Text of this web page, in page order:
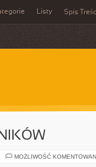
Listy Spis
MOŻLIWOŚĆ